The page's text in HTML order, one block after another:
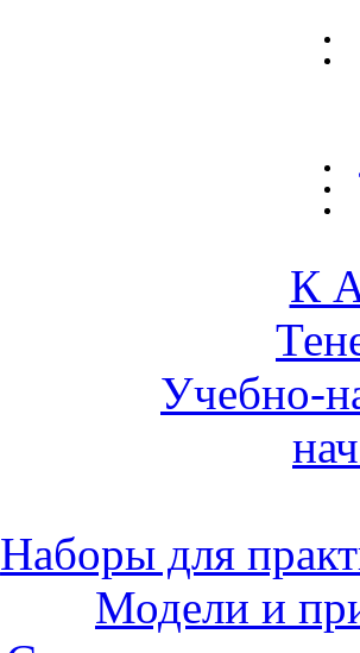
К
Учебно-
Наборы для
Модели и